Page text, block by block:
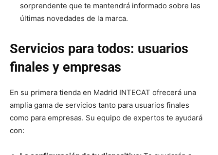
sorprendente que te mantendrá informado sobre las
últimas novedades de la marca.
Servicios para todos: usuarios
finales y empresas
En su primera tienda en Madrid INTECAT ofrecerá una
amplia gama de servicios tanto para usuarios finales
como para empresas. Su equipo de expertos te ayudará
con: